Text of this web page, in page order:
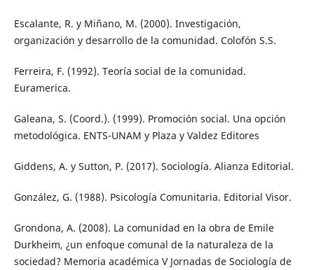
Escalante, R. y Miñano, M. (2000). Investigación,
organización y desarrollo de la comunidad. Colofón S.S.
Ferreira, F. (1992). Teoría social de la comunidad.
Euramerica.
Galeana, S. (Coord.). (1999). Promoción social. Una opción
metodológica. ENTS-UNAM y Plaza y Valdez Editores
Giddens, A. y Sutton, P. (2017). Sociología. Alianza Editorial.
González, G. (1988). Psicología Comunitaria. Editorial Visor.
Grondona, A. (2008). La comunidad en la obra de Emile
Durkheim, ¿un enfoque comunal de la naturaleza de la
sociedad? Memoria académica V Jornadas de Sociología de